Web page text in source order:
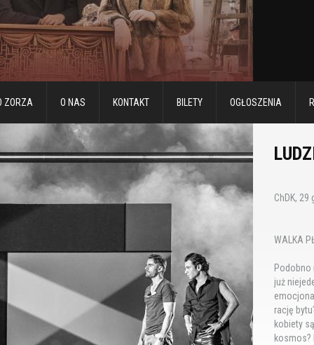
ZORZA O NAS KONTAKT BILETY OGŁOSZENIA
ChDK, 29
WALKA
Podobno
już
rację
kobiety
kosmos?